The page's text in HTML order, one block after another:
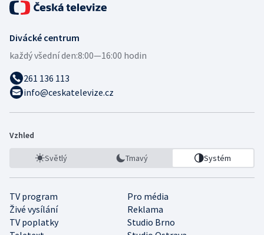
Divácké centrum
každý všední den:8:00—16:00 hodin
261 136 113
info@ceskatelevize.cz
Vzhled
Světlý Tmavý Systém
TV program
Pro média
Živé vysílání
Reklama
TV poplatky
Studio Brno